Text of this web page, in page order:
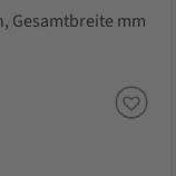
Gesamtbreite mm